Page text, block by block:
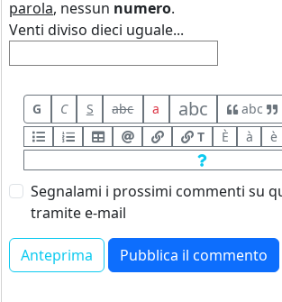
parola, nessun numero.
Venti diviso dieci uguale...
G C S abc a abc
abc
T
È à è
Segnalami i prossimi commenti su
tramite e-mail